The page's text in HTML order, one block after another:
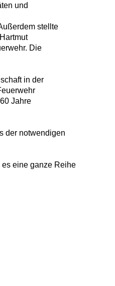
und
stellte
Die
in der
Jahre
der notwendigen
eine ganze Reihe